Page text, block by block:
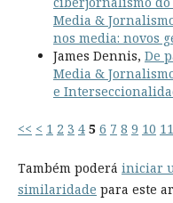
Media &
nos media: novos
James Dennis, De
Media &
e
<< < 1 2 3 4 5 6 7 8 9 10 11
Também poderá iniciar
similaridade para este